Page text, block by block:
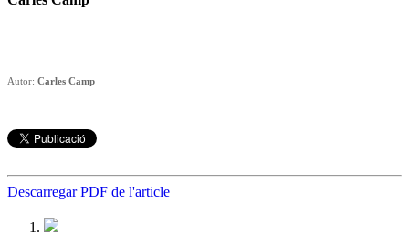
Autor: Carles Camp
Descarregar PDF de l'article